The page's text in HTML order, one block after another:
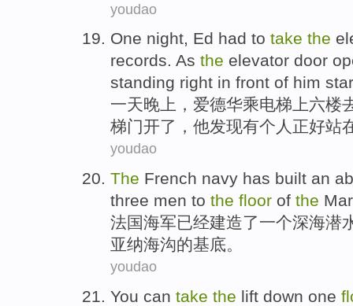
youdao
One night, Ed had to take the
records. As the elevator door
standing right in front of him
一天晚上 ， 爱德华乘电梯 上六楼
梯门开了 ， 他发现有个人 正好站
youdao
The French navy has built an
three men to the floor of the
法国海军已经建造了一个深海潜
亚纳海沟的基底。
youdao
You can take the lift down one